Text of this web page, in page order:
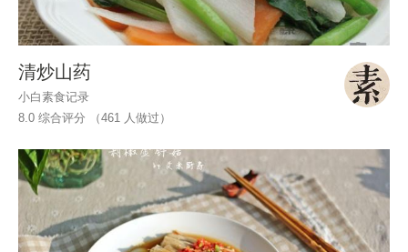
清炒山药
小白素食记录
8.0 综合评分 （461 人做过）